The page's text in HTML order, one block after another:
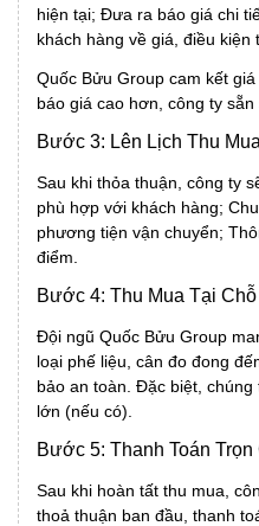
hiện tại; Đưa ra báo giá chi
khách hàng về giá, điều kiện
Quốc Bửu Group cam kết
báo giá cao hơn, công ty sẵn
Bước 3: Lên Lịch Thu Mua
Sau khi thỏa thuận, công ty
phù hợp với khách hàng;
phương tiện vận chuyển;
điểm.
Bước 4: Thu Mua Tại Chỗ
Đội ngũ Quốc Bửu Group
loại phế liệu, cân đo đong
bảo an toàn. Đặc biệt,
lớn (nếu có).
Bước 5: Thanh Toán Trọn
Sau khi hoàn tất thu mua,
thoả thuận ban đầu, thanh